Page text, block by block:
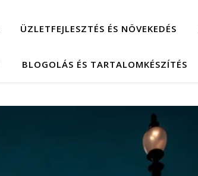
ÜZLETFEJLESZTÉS ÉS NÖVEKEDÉS
BLOGOLÁS ÉS TARTALOMKÉSZÍTÉS